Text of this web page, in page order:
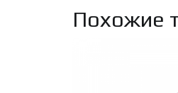
Похожие